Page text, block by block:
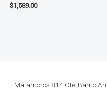
$1,589.00
Matamoros 814 Ote. Barrio